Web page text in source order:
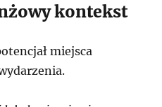
kontekst
miejsca